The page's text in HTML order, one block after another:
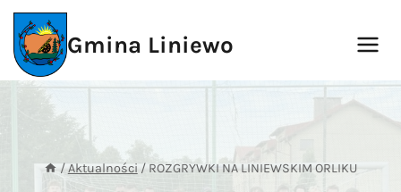
Przejdź
treści
Gmina Liniewo
/Aktualności / ROZGRYWKI NA LINIEWSKIM ORLIKU